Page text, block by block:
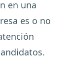
en una
es o no